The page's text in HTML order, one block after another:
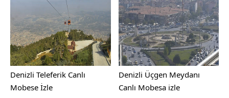
Denizli Teleferik Canlı
Mobese İzle
Denizli Üçgen Meydanı
Canlı Mobesa izle